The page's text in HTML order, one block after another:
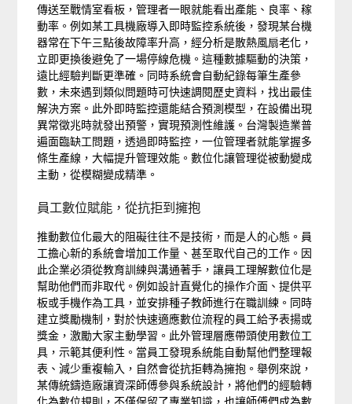
傳送至戰情室看板，管理者一眼就能看出產能、良率、稼
動率。例如某工具機廠導入即時監控系統後，發現某台機
器常在下午三點後故障率升高，經分析是散熱風扇老化，
立即更換後避免了一場停線危機。這種數據驅動的決策，
遠比經驗判斷更準確。同時系統會自動紀錄每筆生產參
數，未來遇到類似問題時可快速調閱歷史資料，找出最佳
解決方案。此外即時監控還能結合預測模型，在設備出現
異常徵兆時就發出預警，實現預測性維護。台灣製造業普
遍面臨缺工問題，透過即時監控，一位管理者就能掌握多
條生產線，大幅提升管理效能。數位化讓管理從被動變成
主動，從模糊變成精準。
員工數位賦能，從抗拒到擁抱
推動數位化最大的阻礙往往不是技術，而是人的心態。員
工擔心新的系統會增加工作量、甚至取代自己的工作。因
此企業必須從教育訓練與溝通著手，讓員工理解數位化是
幫助他們而非取代。例如設計直覺化的操作介面、提供平
板或手機作為工具，並安排種子教師進行在職訓練。同時
建立獎勵機制，對於快速適應數位流程的員工給予表揚或
獎金，激勵大家主動學習。此外管理層應帶頭使用數位工
具，示範其便利性。當員工發現系統能自動幫他們整理報
表、減少重複輸入，自然會從抗拒轉為擁抱。舉例來說，
某傳統鑄造廠讓資深師傅參與系統設計，將他們的經驗轉
化為數位規則，不僅保留了專業知識，也讓師傅們成為數